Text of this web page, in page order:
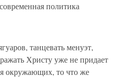
политика
танцевать менуэт,
Христу уже не придает
окружающих, то что же